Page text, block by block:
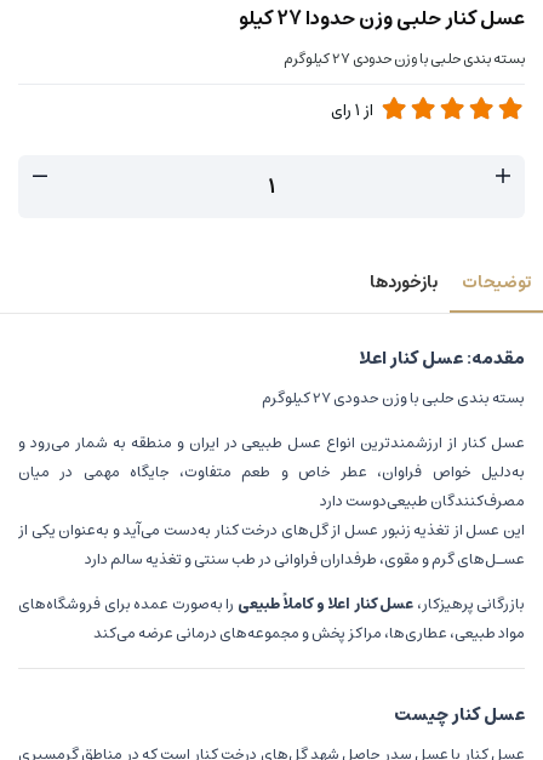
عسل کنار حلبی وزن حدودا 27 کیلو
بسته بندی حلبی با وزن حدودی 27 کیلوگرم
از 1رای
توضیحات بازخوردها
مقدمه: عسل کنار اعلا
بسته بندی حلبی با وزن حدودی 27 کیلوگرم
عسل کنار از ارزشمندترین انواع عسل طبیعی در ایران و منطقه به شمار می‌رود و
به‌دلیل خواص فراوان، عطر خاص و طعم متفاوت، جایگاه مهمی در میان
مصرف‌کنندگان طبیعی‌دوست دارد
این عسل از تغذیه زنبور عسل از گل‌های درخت کنار به‌دست می‌آید و به‌عنوان یکی از
عسـل‌های گرم و مقوی، طرفداران فراوانی در طب سنتی و تغذیه سالم دارد
بازرگانی پرهیزکار،عسل کنار اعلا و کاملاً طبیعی را به‌صورت عمده برای فروشگاه‌های
مواد طبیعی، عطاری‌ها، مراکز پخش و مجموعه‌های درمانی عرضه می‌کند
عسل کنار چیست
عسل کنار یا عسل سدر حاصل شهد گل‌های درخت کنار است که در مناطق گرمسیری